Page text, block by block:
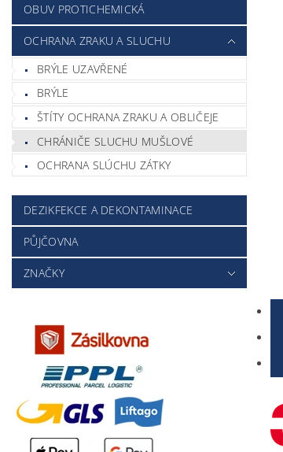
OBUV PROTICHEMICKÁ
OCHRANA ZRAKU A SLUCHU
BRÝLE UZAVŘENÉ
BRÝLE
ŠTÍTY OCHRANA ZRAKU A OBLIČEJE
CHRÁNIČE SLUCHU MUŠLOVÉ
OCHRANA SLÚCHU ZÁTKY
DEZIKFEKCE A DEKONTAMINACE
PŮJČOVNA
ZNAČKY